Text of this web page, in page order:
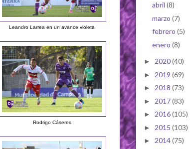
Leandro Larrea en un avance violeta
Rodrigo Cáseres
abril (8)
marzo (7)
febrero (5)
enero (8)
► 2020(40)
► 2019 (69)
► 2018 (73)
► 2017(83)
► 2016(105)
► 2015 (103)
► 2014(75)